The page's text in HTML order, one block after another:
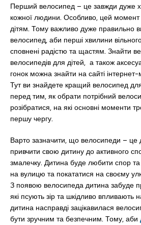
Перший велосипед – це завжди дуже
кожної людини. Особливо, цей момент
дітям. Тому важливо дуже правильно
велосипед, аби перші хвилини
сповнені радістю та щастям. Знайти
велосипедів для дітей, а також
гонок можна знайти на сайті
Тут ви знайдете кращий велосипед
перед тим, як обрати потрібний
розібратися, на які основні моменти
першу чергу.
Варто зазначити, що велосипеди – це
привчити свою дитину до активного
змалечку. Дитина буде любити спор та
на вулицю та покататися на своєму
З появою велосипеда дитина забуде
які псують зір та шкідливо впливають
дитина насправді зацікавилася
бути зручним та безпечним. Тому, аби